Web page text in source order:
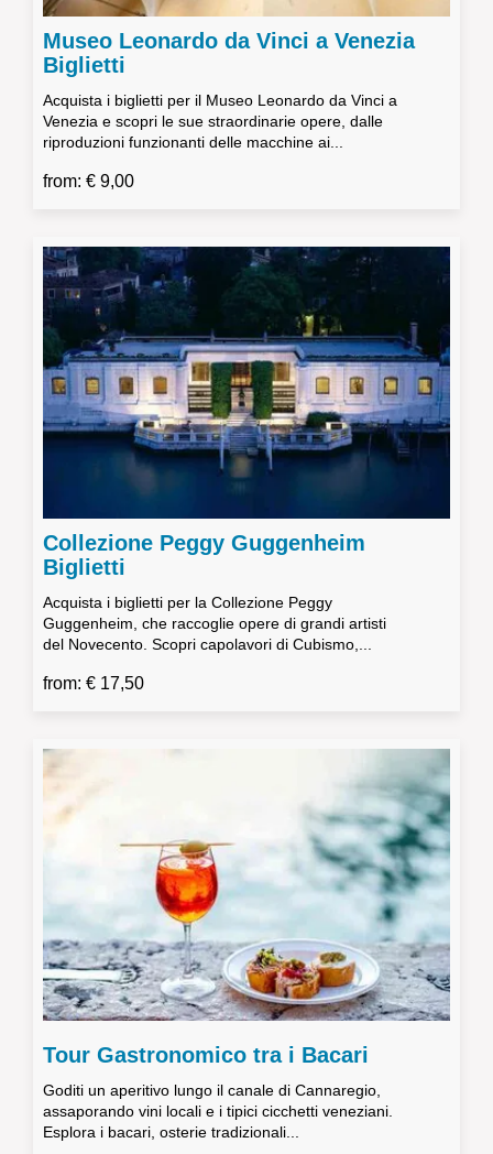
Museo Leonardo da Vinci a Venezia
Biglietti
Acquista i biglietti per il Museo Leonardo da Vinci a
Venezia e scopri le sue straordinarie opere, dalle
riproduzioni funzionanti delle macchine ai...
from: € 9,00
Collezione Peggy Guggenheim
Biglietti
Acquista i biglietti per la Collezione Peggy
Guggenheim, che raccoglie opere di grandi artisti
del Novecento. Scopri capolavori di Cubismo,...
from: € 17,50
Tour Gastronomico tra i Bacari
Goditi un aperitivo lungo il canale di Cannaregio,
assaporando vini locali e i tipici cicchetti veneziani.
Esplora i bacari, osterie tradizionali...